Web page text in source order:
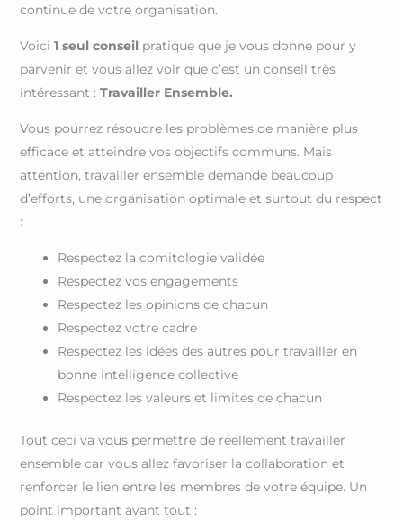
continue de votre organisation.
Voici 1 seul conseilpratique que je vous donne pour y
parvenir et vous allez voir que c’est un conseil très
intéressant : Travailler Ensemble.
Vous pourrez résoudre les problèmes de manière plus
efficace et atteindre vos objectifs communs. Mais
attention, travailler ensemble demande beaucoup
d’efforts, une organisation optimale et surtout du respect
:
Respectez la comitologie validée
Respectez vos engagements
Respectez les opinions de chacun
Respectez votre cadre
Respectez les idées des autres pour travailler en
bonne intelligence collective
Respectez les valeurs et limites de chacun
Tout ceci va vous permettre de réellement travailler
ensemble car vous allez favoriser la collaboration et
renforcer le lien entre les membres de votre équipe. Un
point important avant tout :